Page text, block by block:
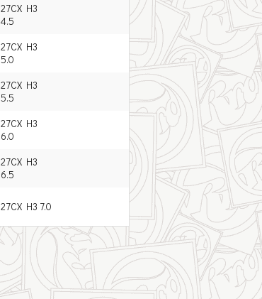
27CX H3
4.5
27CX H3
5.0
27CX H3
5.5
27CX H3
6.0
27CX H3
6.5
27CX H3 7.0